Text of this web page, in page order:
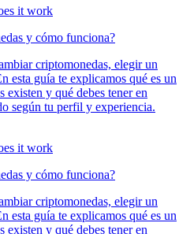
y cómo funciona?
criptomonedas, elegir un
esta guía te explicamos qué es un
existen y qué debes tener en
según tu perfil y experiencia.
y cómo funciona?
criptomonedas, elegir un
esta guía te explicamos qué es un
existen y qué debes tener en